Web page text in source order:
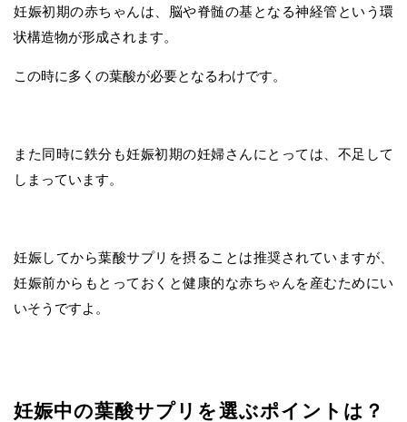
妊娠初期の赤ちゃんは、脳や脊髄の基となる神経管という環
状構造物が形成されます。
この時に多くの葉酸が必要となるわけです。
また同時に鉄分も妊娠初期の妊婦さんにとっては、不足して
しまっています。
妊娠してから葉酸サプリを摂ることは推奨されていますが、
妊娠前からもとっておくと健康的な赤ちゃんを産むためにい
いそうですよ。
妊娠中の葉酸サプリを選ぶポイントは？